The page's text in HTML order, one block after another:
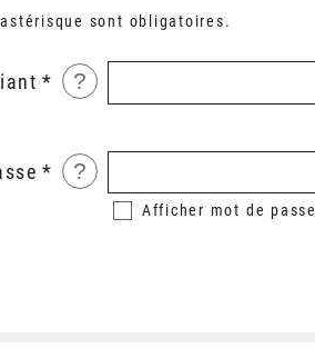
sont obligatoires.
?
?
Afficher mot de passe